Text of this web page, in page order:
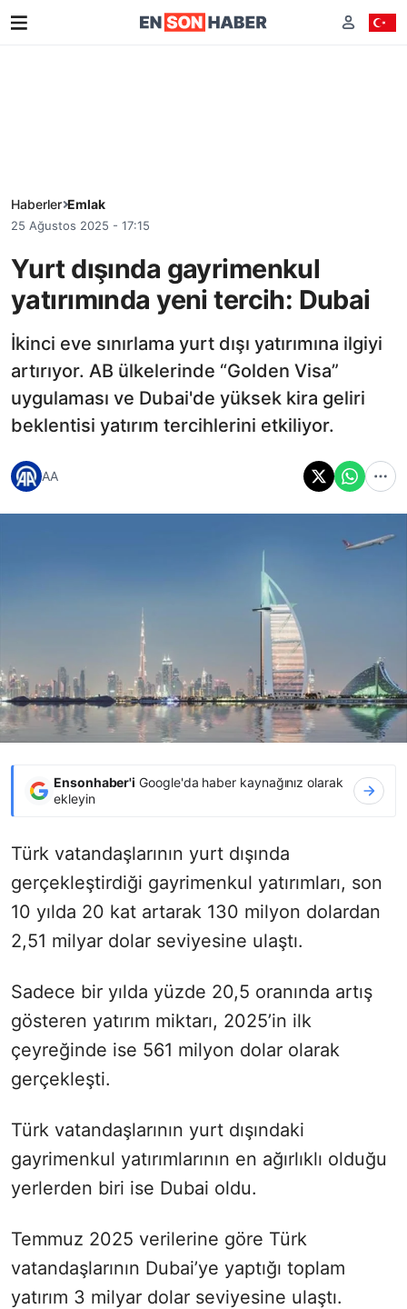
Haberler Emlak
25 Ağustos 2025 - 17:15
Yurt dışında gayrimenkul
yatırımında yeni tercih: Dubai
İkinci eve sınırlama yurt dışı yatırımına ilgiyi
artırıyor. AB ülkelerinde “Golden Visa”
uygulaması ve Dubai'de yüksek kira geliri
beklentisi yatırım tercihlerini etkiliyor.
AA
Ensonhaber'i Google'da haber kaynağınız olarak
ekleyin
Türk vatandaşlarının yurt dışında
gerçekleştirdiği gayrimenkul yatırımları, son
10 yılda 20 kat artarak 130 milyon dolardan
2,51 milyar dolar seviyesine ulaştı.
Sadece bir yılda yüzde 20,5 oranında artış
gösteren yatırım miktarı, 2025’in ilk
çeyreğinde ise 561 milyon dolar olarak
gerçekleşti.
Türk vatandaşlarının yurt dışındaki
gayrimenkul yatırımlarının en ağırlıklı olduğu
yerlerden biri ise Dubai oldu.
Temmuz 2025 verilerine göre Türk
vatandaşlarının Dubai’ye yaptığı toplam
yatırım 3 milyar dolar seviyesine ulaştı.